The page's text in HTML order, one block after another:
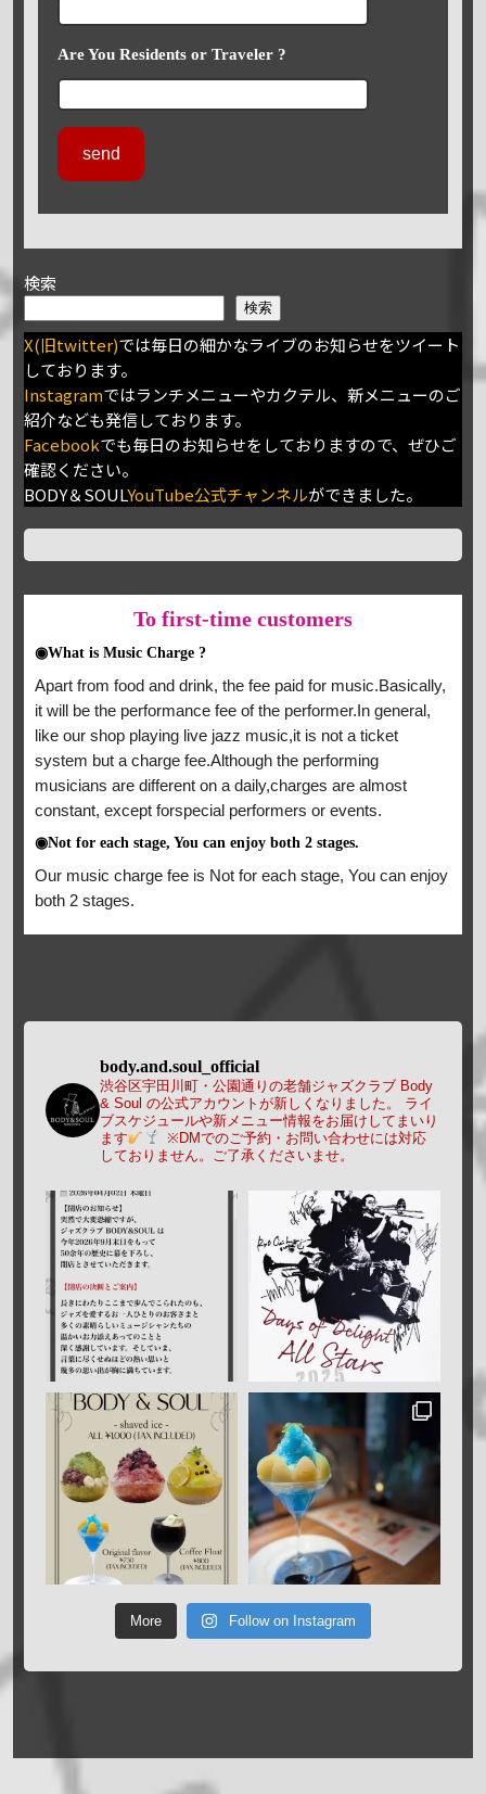
Are You Residents or Traveler ?
検索
検索
X(旧twitter)では毎日の細かなライブのお知らせをツイート
しております。
Instagramではランチメニューやカクテル、新メニューのご
紹介なども発信しております。
Facebookでも毎日のお知らせをしておりますので、ぜひご
確認ください。
BODY＆SOULYouTube公式チャンネルができました。
To first-time customers
◉What is Music Charge ?
Apart from food and drink, the fee paid for music.Basically,
it will be the performance fee of the performer.In general,
like our shop playing live jazz music,it is not a ticket
system but a charge fee.Although the performing
musicians are different on a daily,charges are almost
constant, except forspecial performers or events.
◉Not for each stage, You can enjoy both 2 stages.
Our music charge fee is Not for each stage, You can enjoy
both 2 stages.
body.and.soul_official
渋谷区宇田川町・公園通りの老舗ジャズクラブ Body
& Soul の公式アカウントが新しくなりました。
ライ
ブスケジュールや新メニュー情報をお届けしてまいり
ます
※DMでのご予約・お問い合わせには対応
しておりません。ご了承くださいませ。
More Follow on Instagram